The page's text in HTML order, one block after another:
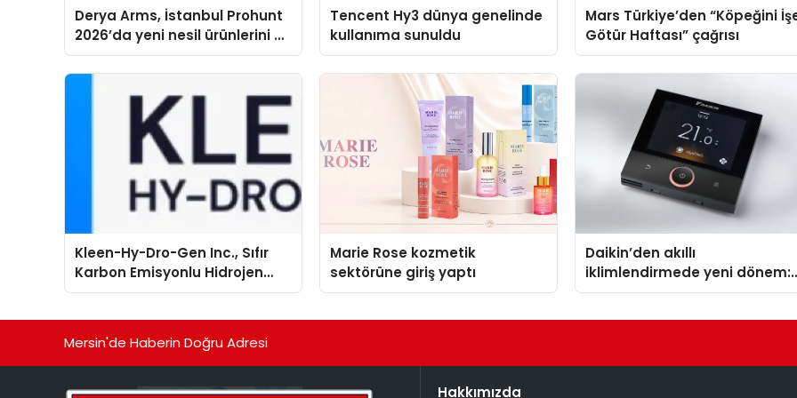
Derya Arms, İstanbul Prohunt
2026’da yeni nesil ürünlerini ve
global marka vizyonunu
sergiledi
Tencent Hy3 dünya genelinde
kullanıma sunuldu
Mars Türkiye’den “Köpeğini
Götür Haftası” çağrısı
Kleen-Hy-Dro-Gen Inc., Sıfır
Karbon Emisyonlu Hidrojen
Isıtma Teknolojisinde ISO ve
Marie Rose kozmetik
sektörüne giriş yaptı
Daikin’den akıllı
iklimlendirmede yeni dönem:
Madoka Plus Türkiye’de
Mersin'de Haberin Doğru Adresi
Hakkımızda